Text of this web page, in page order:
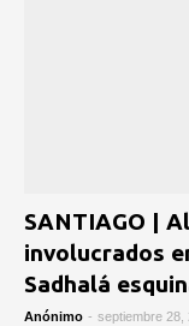
SANTIAGO |
involucrados
Sadhalá
Anónimo - septiembre 28,